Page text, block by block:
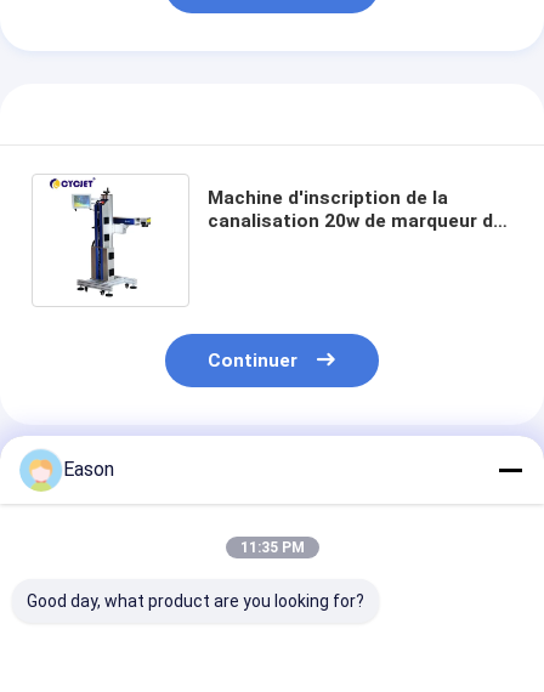
Machine d'inscription de la
canalisation 20w de marqueur de
Continuer
Produits Recommandés
Eason
11:35 PM
Good day, what product are you looking for?